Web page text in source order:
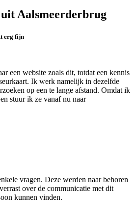
Aalsmeerderbrug
erg fijn
een website zoals dit, totdat een kennis
Ik werk namelijk in dezelfde
op een te lange afstand. Omdat ik
stuur ik ze vanaf nu naar
vragen. Deze werden naar behoren
over de communicatie met dit
kunnen vinden.